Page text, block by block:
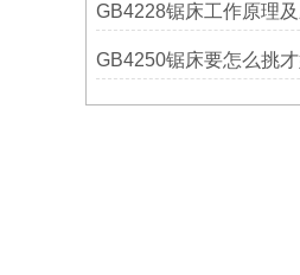
GB4228锯床工作原理及
GB4250锯床要怎么挑才